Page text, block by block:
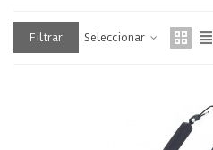
Filtrar Seleccionar